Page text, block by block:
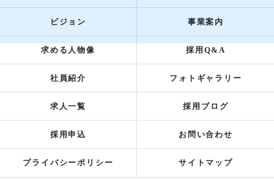
ビジョン 事業案内
求める人物像 採用Q&A
社員紹介 フォトギャラリー
求人一覧 採用ブログ
採用申込 お問い合わせ
プライバシーポリシー サイトマップ